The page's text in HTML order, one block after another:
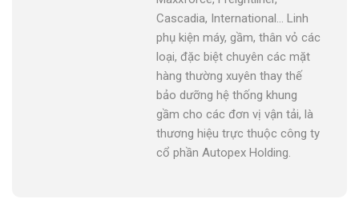
Cascadia, International... Linh
phụ kiện máy, gầm, thân vỏ các
loại, đặc biệt chuyên các mặt
hàng thường xuyên thay thế
bảo dưỡng hệ thống khung
gầm cho các đơn vị vận tải, là
thương hiệu trực thuộc công ty
cổ phần Autopex Holding.